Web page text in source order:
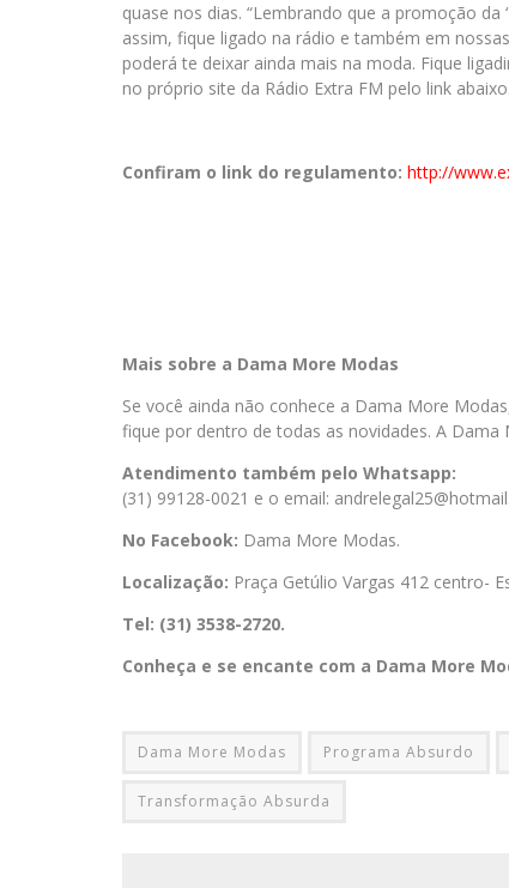
quase nos dias. “Lembrando que a promoção
assim, fique ligado na rádio e também em
poderá te deixar ainda mais na moda. Fique
no próprio site da Rádio Extra FM pelo link
Confiram o link do regulamento: http://
Mais sobre a Dama More Modas
Se você ainda não conhece a Dama More
fique por dentro de todas as novidades. A
Atendimento também pelo Whatsapp:
(31) 99128-0021 e o email:
No Facebook: Dama More Modas.
Localização: Praça Getúlio Vargas 412 centro-
Tel: (31) 3538-2720.
Conheça e se encante com a Dama More
Dama More Modas Programa Absurdo
Transformação Absurda